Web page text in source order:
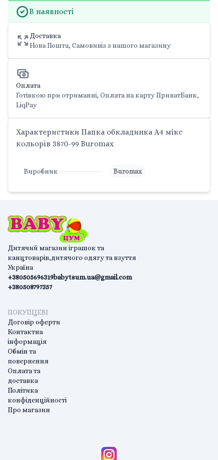
В наявності
Доставка
Нова Пошта, Самовивіз з нашого магазину
Оплата
Готівкою при отриманні, Оплата на карту ПриватБанк,
LiqPay
Характеристики Папка обкладинка А4 мікс
кольорів 3870-99 Buromax
Виробник Buromax
Дитячий магазин іграшок та
канцтоварів,дитячого одягу та взуття
Україна
+380505696319
+380508797357
babytsum.ua@gmail.com
ПОКУПЦЕВІ
Договір оферти
Контактна
інформація
Обмін та
повернення
Оплата та
доставка
Політика
конфіденційності
Про магазин